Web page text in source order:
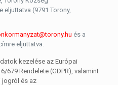
eljuttatva (9791 Torony,
és a
eljuttatva.
kezelése az Európai
679 Rendelete (GDPR), valamint
jogról és az